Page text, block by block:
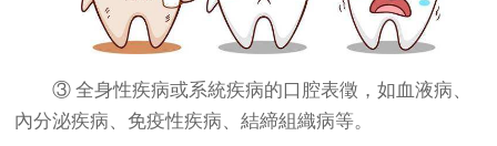
③ 全身性疾病或系統疾病的口腔表徵，如血液病、
內分泌疾病、免疫性疾病、結締組織病等。